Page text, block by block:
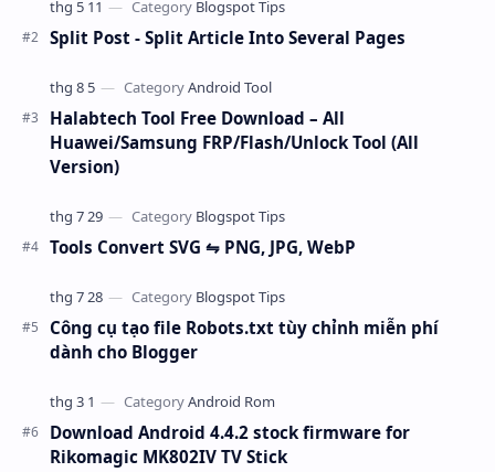
Split Post - Split Article Into Several Pages
Halabtech Tool Free Download – All
Huawei/Samsung FRP/Flash/Unlock Tool (All
Version)
Tools Convert SVG ⇋ PNG, JPG, WebP
Công cụ tạo file Robots.txt tùy chỉnh miễn phí
dành cho Blogger
Download Android 4.4.2 stock firmware for
Rikomagic MK802IV TV Stick